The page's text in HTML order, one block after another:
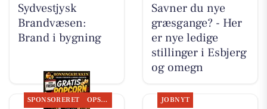
Sydvestjysk
Brandvæsen:
Brand i bygning
Savner du nye
græsgange? - Her
er nye ledige
stillinger i Esbjerg
og omegn
SPONSORERET OPSLAGSTAVLEN JOBNYT